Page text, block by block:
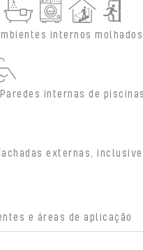
internos molhados
Paredes internas de
externas, inclusive
e áreas de aplicação